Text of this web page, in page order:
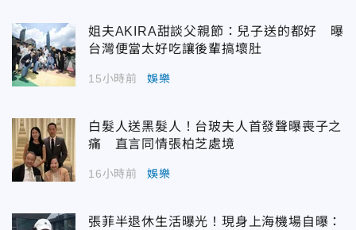
姐夫AKIRA甜談父親節：兒子送的都好 曝
台灣便當太好吃讓後輩搞壞肚
15小時前 娛樂
白髮人送黑髮人！台玻夫人首發聲曝喪子之
痛 直言同情張柏芝處境
16小時前 娛樂
張菲半退休生活曝光！現身上海機場自曝：